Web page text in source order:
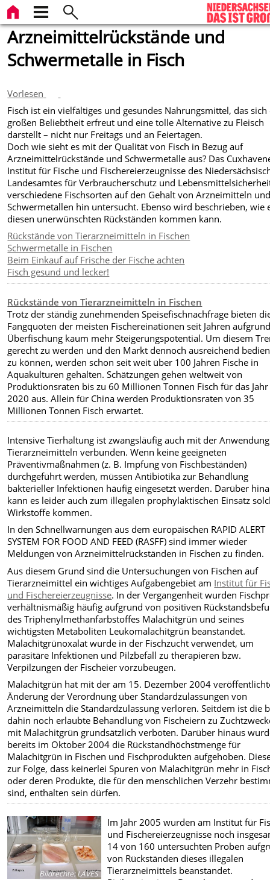
Arzneimittelrückstände und
Schwermetalle in Fisch
Vorlesen
Fisch ist ein vielfältiges und gesundes Nahrungsmittel, das sich
großen Beliebtheit erfreut und eine tolle Alternative zu Fleisch
darstellt – nicht nur Freitags und an Feiertagen.
Doch wie sieht es mit der Qualität von Fisch in Bezug auf
Arzneimittelrückstände und Schwermetalle aus? Das
Institut für Fische und Fischereierzeugnisse des
Landesamtes für Verbraucherschutz und
verschiedene Fischsorten auf den Gehalt von Arzneimitteln
Schwermetallen hin untersucht. Ebenso wird beschrieben, wie
diesen unerwünschten Rückständen kommen kann.
Rückstände von Tierarzneimitteln in Fischen
Schwermetalle in Fischen
Beim Einkauf auf Frische der Fische achten
Fisch gesund und lecker!
Rückstände von Tierarzneimitteln in Fischen
Trotz der ständig zunehmenden Speisefischnachfrage bieten
Fangquoten der meisten Fischereinationen seit Jahren
Überfischung kaum mehr Steigerungspotential. Um diesem
gerecht zu werden und den Markt dennoch ausreichend
zu können, werden schon seit weit über 100 Jahren Fische in
Aquakulturen gehalten. Schätzungen gehen weltweit von
Produktionsraten bis zu 60 Millionen Tonnen Fisch für das Jahr
2020 aus. Allein für China werden Produktionsraten von 35
Millionen Tonnen Fisch erwartet.
Intensive Tierhaltung ist zwangsläufig auch mit der
Tierarzneimitteln verbunden. Wenn keine geeigneten
Präventivmaßnahmen (z. B. Impfung von Fischbeständen)
durchgeführt werden, müssen Antibiotika zur Behandlung
bakterieller Infektionen häufig eingesetzt werden. Darüber
kann es leider auch zum illegalen prophylaktischen Einsatz
Wirkstoffe kommen.
In den Schnellwarnungen aus dem europäischen RAPID ALERT
SYSTEM FOR FOOD AND FEED (RASFF) sind immer wieder
Meldungen von Arzneimittelrückständen in Fischen zu finden.
Aus diesem Grund sind die Untersuchungen von Fischen auf
Tierarzneimittel ein wichtiges Aufgabengebiet am Institut für
und Fischereierzeugnisse. In der Vergangenheit wurden
verhältnismäßig häufig aufgrund von positiven
des Triphenylmethanfarbstoffes Malachitgrün und seines
wichtigsten Metaboliten Leukomalachitgrün beanstandet.
Malachitgrünoxalat wurde in der Fischzucht verwendet, um
parasitäre Infektionen und Pilzbefall zu therapieren bzw.
Verpilzungen der Fischeier vorzubeugen.
Malachitgrün hat mit der am 15. Dezember 2004
Änderung der Verordnung über Standardzulassungen von
Arzneimitteln die Standardzulassung verloren. Seitdem ist die
dahin noch erlaubte Behandlung von Fischeiern zu
mit Malachitgrün grundsätzlich verboten. Darüber hinaus
bereits im Oktober 2004 die Rückstandhöchstmenge für
Malachitgrün in Fischen und Fischprodukten aufgehoben.
zur Folge, dass keinerlei Spuren von Malachitgrün mehr in
oder deren Produkte, die für den menschlichen Verzehr
sind, enthalten sein dürfen.
Bildrechte:LAVES
Im Jahr 2005 wurden am Institut für
und Fischereierzeugnisse noch
14 von 160 untersuchten Proben
von Rückständen dieses illegalen
Tierarzneimittels beanstandet.